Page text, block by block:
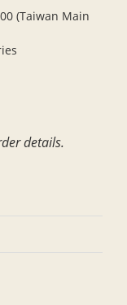
(Taiwan Main
details.